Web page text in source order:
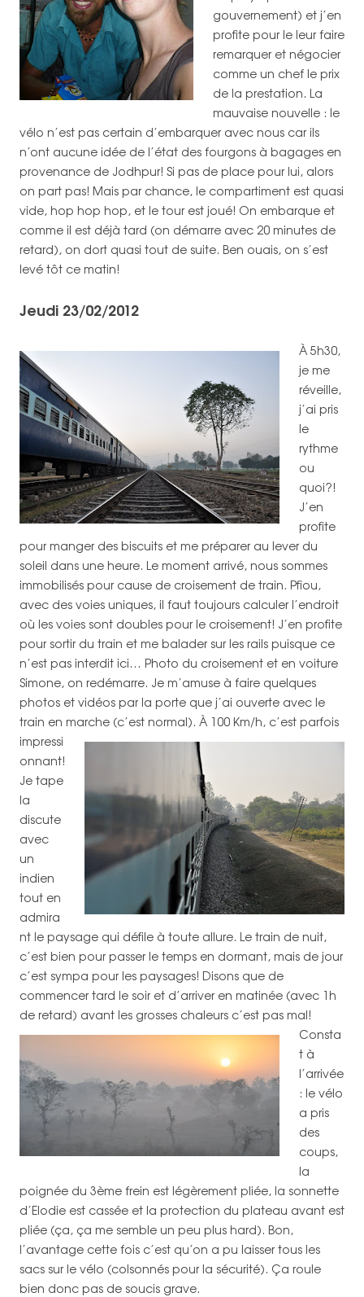
gouvernement) et j’en
profite pour le leur faire
remarquer et négocier
comme un chef le prix
de la prestation. La
mauvaise nouvelle : le
vélo n’est pas certain d’embarquer avec nous car ils
n’ont aucune idée de l’état des fourgons à bagages en
provenance de Jodhpur! Si pas de place pour lui, alors
on part pas! Mais par chance, le compartiment est quasi
vide, hop hop hop, et le tour est joué! On embarque et
comme il est déjà tard (on démarre avec 20 minutes de
retard), on dort quasi tout de suite. Ben ouais, on s’est
levé tôt ce matin!
Jeudi 23/02/2012
À 5h30,
je me
réveille,
j’ai pris
le
rythme
ou
quoi?!
J’en
profite
pour manger des biscuits et me préparer au lever du
soleil dans une heure. Le moment arrivé, nous sommes
immobilisés pour cause de croisement de train. Pfiou,
avec des voies uniques, il faut toujours calculer l’endroit
où les voies sont doubles pour le croisement! J’en profite
pour sortir du train et me balader sur les rails puisque ce
n’est pas interdit ici… Photo du croisement et en voiture
Simone, on redémarre. Je m’amuse à faire quelques
photos et vidéos par la porte que j’ai ouverte avec le
train en marche (c’est normal). À 100 Km/h, c’est parfois
impressi
onnant!
Je tape
la
discute
avec
un
indien
tout en
admira
nt le paysage qui défile à toute allure. Le train de nuit,
c’est bien pour passer le temps en dormant, mais de jour
c’est sympa pour les paysages! Disons que de
commencer tard le soir et d’arriver en matinée (avec 1h
de retard) avant les grosses chaleurs c’est pas mal!
Consta
t à
l’arrivée
: le vélo
a pris
des
coups,
la
poignée du 3ème frein est légèrement pliée, la sonnette
d’Elodie est cassée et la protection du plateau avant est
pliée (ça, ça me semble un peu plus hard). Bon,
l’avantage cette fois c’est qu’on a pu laisser tous les
sacs sur le vélo (colsonnés pour la sécurité). Ça roule
bien donc pas de soucis grave.